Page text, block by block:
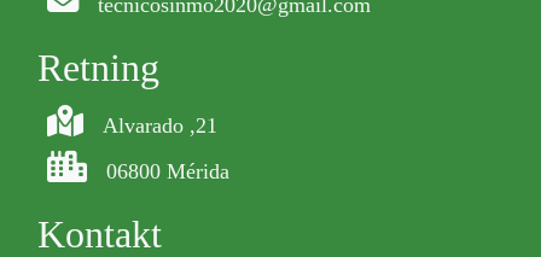
tecnicosinmo2020@gmail.com
Retning
Alvarado ,21
06800 Mérida
Kontakt